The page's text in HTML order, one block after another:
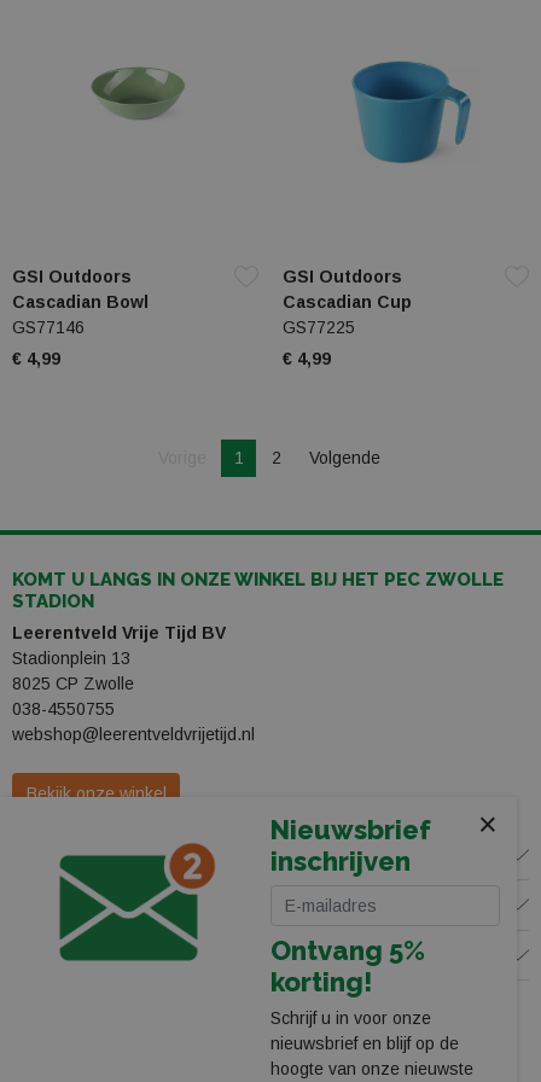
GSI Outdoors
Cascadian Bowl
GS77146
€ 4,99
GSI Outdoors
Cascadian Cup
GS77225
€ 4,99
Je bent op pagina
1 2 VolgendePagina
KOMT U LANGS IN ONZE WINKEL BIJ HET PEC ZWOLLE
STADION
Leerentveld Vrije Tijd BV
Stadionplein 13
8025 CP Zwolle
038-4550755
webshop@leerentveldvrijetijd.nl
Bekijk onze winkel
WINKEL
KLANTENSERVICE
VOLG ONS
×
Nieuwsbrief
inschrijven
Ontvang 5%
korting!
Schrijf u in voor onze
nieuwsbrief en blijf op de
hoogte van onze nieuwste